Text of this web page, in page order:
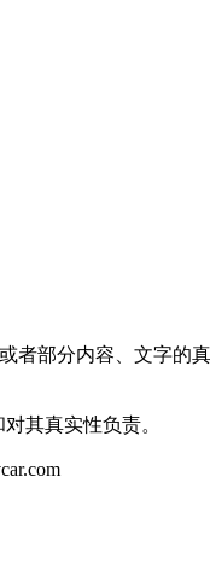
者部分内容、文字的
其真实性负责。